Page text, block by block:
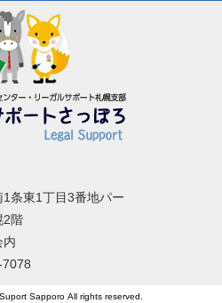
条東1丁目3番地パー
2階
内
Sapporo All rights reserved.